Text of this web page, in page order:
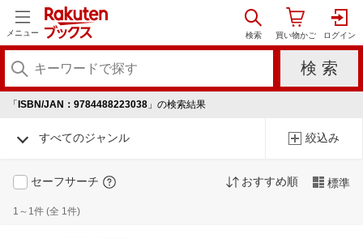
メニュー
「 ISBN/JAN：9784488223038 」の検索結果
すべてのジャンル 絞込み
セーフサーチ おすすめ順 標準
1～1件 (全 1件)